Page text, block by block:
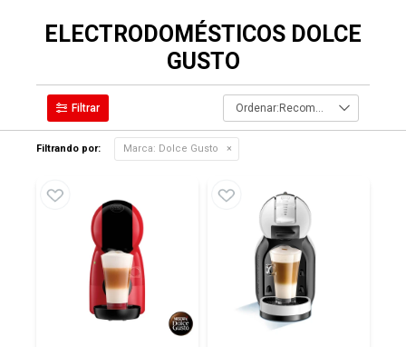
ELECTRODOMÉSTICOS DOLCE
GUSTO
Recomendados
Filtrando por: Marca: Dolce Gusto